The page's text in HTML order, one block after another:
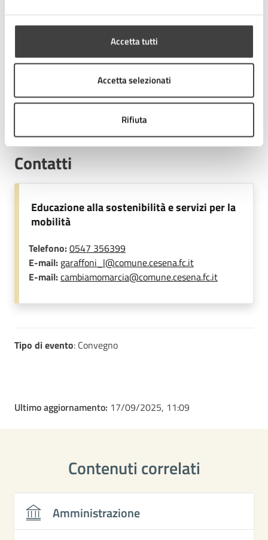
Accetta tutti
Accetta selezionati
Rifiuta
Costi
Ingresso libero e gratuito
Contatti
Educazione alla sostenibilità e servizi per la
mobilità
Telefono:0547 356399
E-mail: garaffoni_l@comune.cesena.fc.it
E-mail:cambiamomarcia@comune.cesena.fc.it
Tipo di evento: Convegno
Ultimo aggiornamento: 17/09/2025, 11:09
Contenuti correlati
Amministrazione